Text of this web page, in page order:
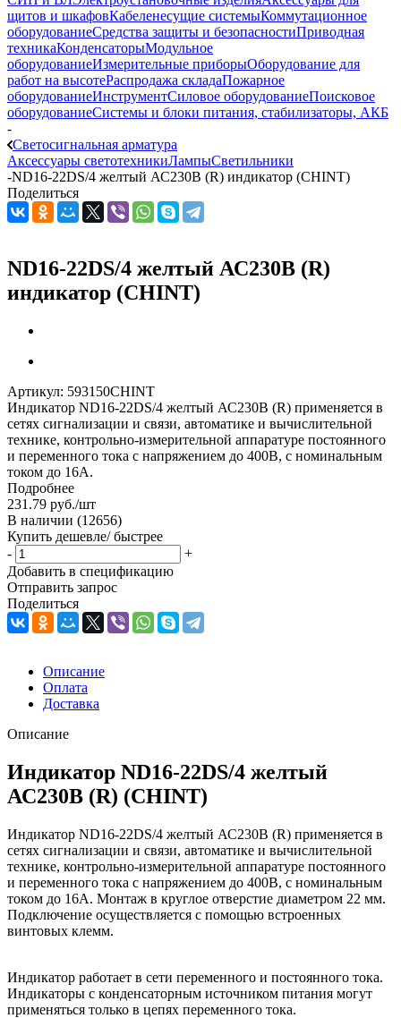
щитов и шкафовКабеленесущие системыКоммутационное
оборудованиеСредства защиты и безопасностиПриводная
техникаКонденсаторыМодульное
оборудованиеИзмерительные приборыОборудование для
работ на высотеРаспродажа складаПожарное
оборудованиеИнструментСиловое оборудованиеПоисковое
оборудованиеСистемы и блоки питания, стабилизаторы, АКБ
-
Светосигнальная арматура
Аксессуары светотехникиЛампыСветильники
-ND16-22DS/4 желтый АС230В (R) индикатор (CHINT)
Поделиться
ND16-22DS/4 желтый АС230В (R)
индикатор (CHINT)
Артикул: 593150CHINT
Индикатор ND16-22DS/4 желтый АС230В (R) применяется в
сетях сигнализации и связи, автоматике и вычислительной
технике, контрольно-измерительной аппаратуре постоянного
и переменного тока с напряжением до 400В, с номинальным
током до 16А.
Подробнее
231.79 руб./шт
В наличии (12656)
Купить дешевле/ быстрее
-
+
Добавить в спецификацию
Отправить запрос
Поделиться
Описание
Оплата
Доставка
Описание
Индикатор ND16-22DS/4 желтый
АС230В (R) (CHINT)
Индикатор ND16-22DS/4 желтый АС230В (R) применяется в
сетях сигнализации и связи, автоматике и вычислительной
технике, контрольно-измерительной аппаратуре постоянного
и переменного тока с напряжением до 400В, с номинальным
током до 16А. Монтаж в круглое отверстие диаметром 22 мм.
Подключение осуществляется с помощью встроенных
винтовых клемм.
Индикатор работает в сети переменного и постоянного тока.
Индикаторы с конденсаторным источником питания могут
применяться только в цепях переменного тока.